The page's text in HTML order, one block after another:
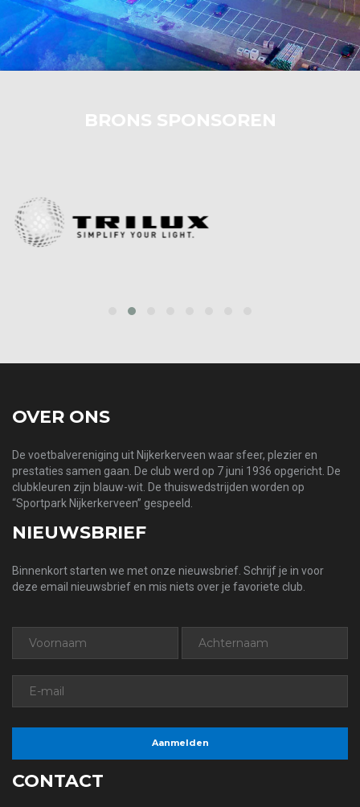
BRONS SPONSOREN
OVER ONS
De voetbalvereniging uit Nijkerkerveen waar sfeer, plezier en
prestaties samen gaan. De club werd op 7 juni 1936 opgericht. De
clubkleuren zijn blauw-wit. De thuiswedstrijden worden op
“Sportpark Nijkerkerveen” gespeeld.
NIEUWSBRIEF
Binnenkort starten we met onze nieuwsbrief. Schrijf je in voor
deze email nieuwsbrief en mis niets over je favoriete club.
CONTACT